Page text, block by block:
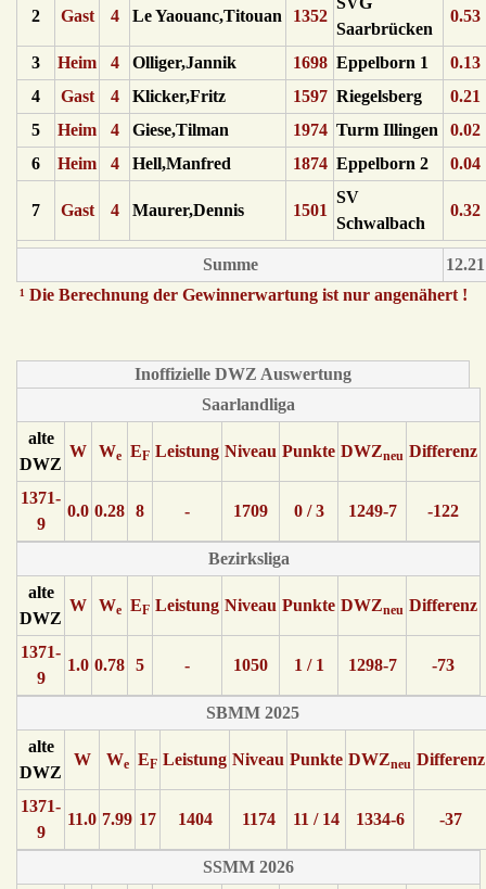
2 Gast 4 Le Yaouanc,Titouan 1352
Saarbrücken
0.53
3 Heim 4 Olliger,Jannik 1698 Eppelborn 1
0.13
4
Gast 4 Klicker,Fritz 1597 Riegelsberg
0.21
5
Heim 4 Giese,Tilman 1974 Turm Illingen
0.02
6
Heim 4 Hell,Manfred 1874 Eppelborn 2 0.04
7 Gast 4 Maurer,Dennis 1501
SV
Schwalbach
0.32
Summe
12.21
¹ Die Berechnung der Gewinnerwartung ist nur angenähert !
Inoffizielle DWZ Auswertung
Saarlandliga
alte
DWZ
W We EF Leistung Niveau Punkte DWZneu Differenz
1371-
9
0.0 0.28 8 - 1709 0 / 3 1249-7 -122
Bezirksliga
alte
DWZ
W We EF Leistung Niveau Punkte DWZneu Differenz
1371-
9
1.0 0.78 5 - 1050 1 / 1 1298-7 -73
SBMM 2025
alte
DWZ
W We EF Leistung Niveau Punkte DWZneu Differenz
1371-
9
11.0 7.99 17 1404 1174 11 / 14 1334-6 -37
SSMM 2026